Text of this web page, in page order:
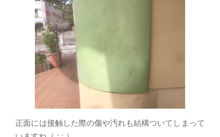
正面には接触した際の傷や汚れも結構ついてしまって